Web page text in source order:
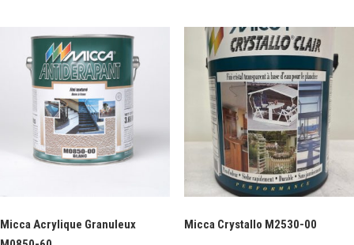
Micca Acrylique Granuleux
Micca Crystallo M2530-00